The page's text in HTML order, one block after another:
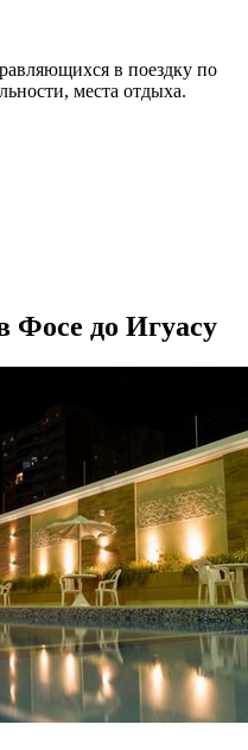
в поездку по
места отдыха.
Фосе до Игуасу